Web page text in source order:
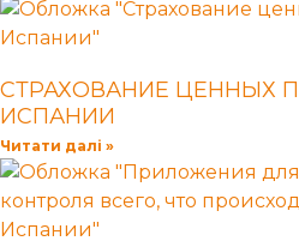
СТРАХОВАНИЕ ЦЕННЫХ
ИСПАНИИ
Читати далі »